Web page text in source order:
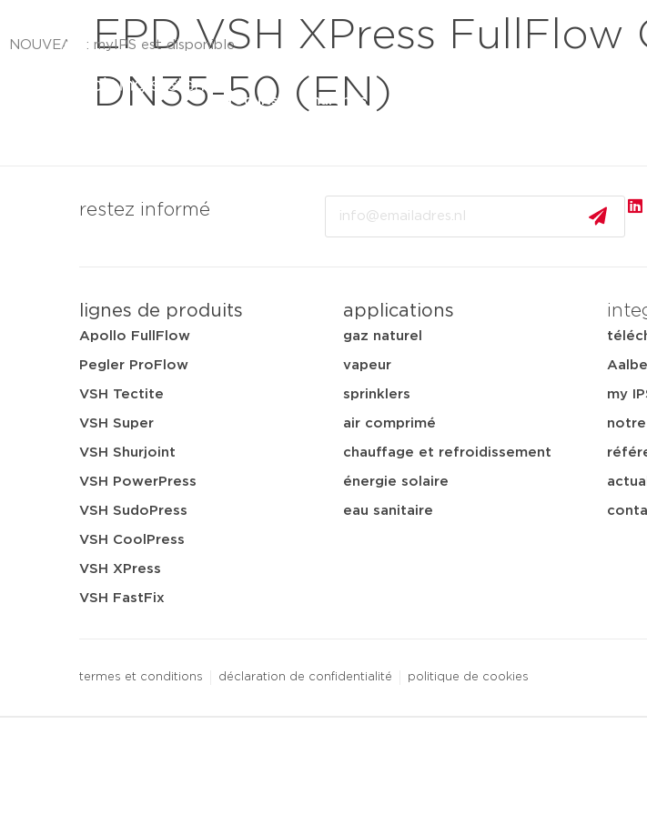
NOUVEAU : myIPS est disponible
plus d’infos
produits marchés
EPD VSH XPress FullFlow
DN35-50 (EN)
restez informé
lignes de produits
Apollo FullFlow
Pegler ProFlow
VSH Tectite
VSH Super
VSH Shurjoint
VSH PowerPress
VSH SudoPress
VSH CoolPress
VSH XPress
VSH FastFix
applications
gaz naturel
vapeur
sprinklers
air comprimé
chauffage et refroidissement
énergie solaire
eau sanitaire
my
termes et conditions déclaration de confidentialité politique de cookies